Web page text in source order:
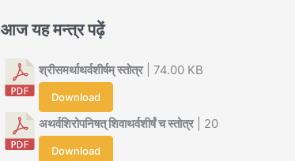
आज यह मन्त्र पढ़ें
श्रीसमर्थाथर्वशीर्षम् स्तोत्र| 74.00 KB
Download
अथर्वशिरोपनिषत् शिवाथर्वशीर्षं च स्तोत्र| 20
Download